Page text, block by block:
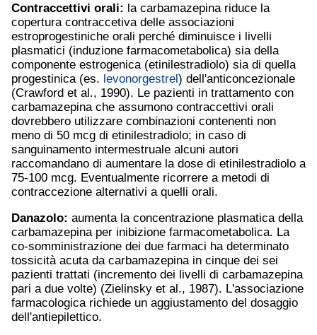
Contraccettivi orali: la carbamazepina riduce la
copertura contraccetiva delle associazioni
estroprogestiniche orali perché diminuisce i livelli
plasmatici (induzione farmacometabolica) sia della
componente estrogenica (etinilestradiolo) sia di quella
progestinica (es. levonorgestrel) dell'anticoncezionale
(Crawford et al., 1990). Le pazienti in trattamento con
carbamazepina che assumono contraccettivi orali
dovrebbero utilizzare combinazioni contenenti non
meno di 50 mcg di etinilestradiolo; in caso di
sanguinamento intermestruale alcuni autori
raccomandano di aumentare la dose di etinilestradiolo a
75-100 mcg. Eventualmente ricorrere a metodi di
contraccezione alternativi a quelli orali.
Danazolo: aumenta la concentrazione plasmatica della
carbamazepina per inibizione farmacometabolica. La
co-somministrazione dei due farmaci ha determinato
tossicità acuta da carbamazepina in cinque dei sei
pazienti trattati (incremento dei livelli di carbamazepina
pari a due volte) (Zielinsky et al., 1987). L'associazione
farmacologica richiede un aggiustamento del dosaggio
dell'antiepilettico.